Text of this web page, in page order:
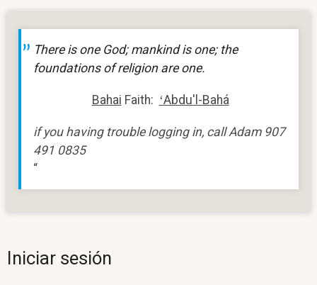
There is one God; mankind is one; the
foundations of religion are one.
Bahai Faith: ʻAbdu'l-Bahá
if you having trouble logging in, call Adam 907
491 0835
Iniciar sesión